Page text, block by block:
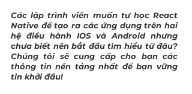
Các lập trình viên muốn tự học React
Native để tạo ra các ứng dụng trên hai
hệ điều hành IOS và Android nhưng
chưa biết nên bắt đầu tìm hiểu từ đâu?
Chúng tôi sẽ cung cấp cho bạn các
thông tin nền tảng nhất để bạn vững
tin khởi đầu!